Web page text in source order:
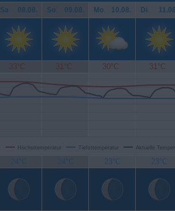
Sa. 08.08. So. 09.08. Mo. 10.08. Di.
33°C 31°C 30°C 31°C
Höchsttemperatur Tiefsttemperatur Aktuelle
24°C 24°C 23°C 23°C